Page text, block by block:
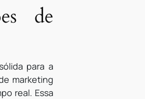
de
para a
marketing
real. Essa